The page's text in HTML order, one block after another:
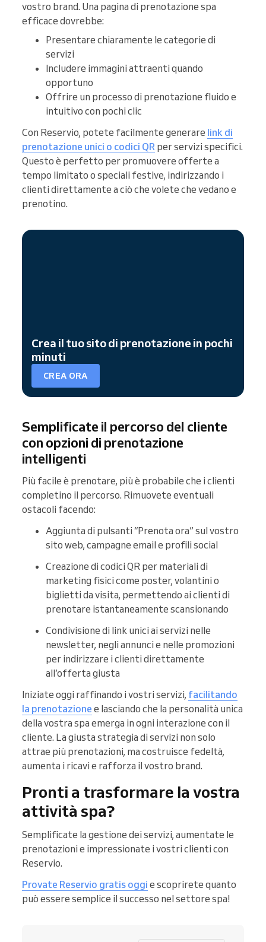
vostro brand. Una pagina di prenotazione spa
efficace dovrebbe:
Presentare chiaramente le categorie di
servizi
Includere immagini attraenti quando
opportuno
Offrire un processo di prenotazione fluido e
intuitivo con pochi clic
Con Reservio, potete facilmente generare link di
prenotazione unici o codici QR per servizi specifici.
Questo è perfetto per promuovere offerte a
tempo limitato o speciali festive, indirizzando i
clienti direttamente a ciò che volete che vedano e
prenotino.
Crea il tuo sito di prenotazione in pochi
minuti
CREA ORA
Semplificate il percorso del cliente
con opzioni di prenotazione
intelligenti
Più facile è prenotare, più è probabile che i clienti
completino il percorso. Rimuovete eventuali
ostacoli facendo:
Aggiunta di pulsanti “Prenota ora” sul vostro
sito web, campagne email e profili social
Creazione di codici QR per materiali di
marketing fisici come poster, volantini o
biglietti da visita, permettendo ai clienti di
prenotare istantaneamente scansionando
Condivisione di link unici ai servizi nelle
newsletter, negli annunci e nelle promozioni
per indirizzare i clienti direttamente
all’offerta giusta
Iniziate oggi raffinando i vostri servizi, facilitando
la prenotazione e lasciando che la personalità unica
della vostra spa emerga in ogni interazione con il
cliente. La giusta strategia di servizi non solo
attrae più prenotazioni, ma costruisce fedeltà,
aumenta i ricavi e rafforza il vostro brand.
Pronti a trasformare la vostra
attività spa?
Semplificate la gestione dei servizi, aumentate le
prenotazioni e impressionate i vostri clienti con
Reservio.
Provate Reservio gratis oggi e scoprirete quanto
può essere semplice il successo nel settore spa!